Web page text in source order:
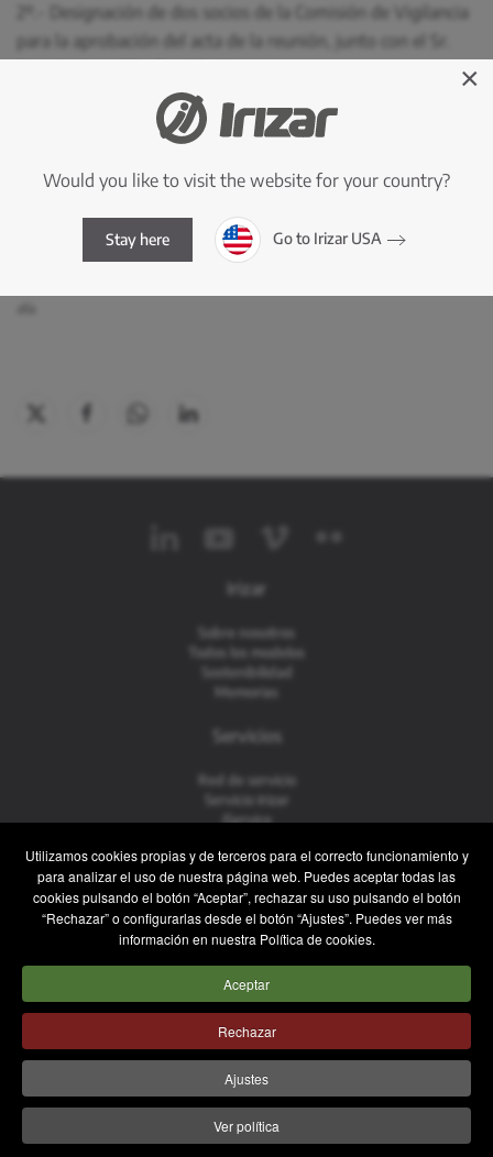
Utilizamos cookies propias y de terceros para el correcto funcionamiento y
para analizar el uso de nuestra página web. Puedes aceptar todas las
cookies pulsando el botón “Aceptar”, rechazar su uso pulsando el botón
“Rechazar” o configurarlas desde el botón “Ajustes”. Puedes ver más
información en nuestra Política de cookies.
Aceptar
Rechazar
Ajustes
Ver política
2º.- Designación de dos socios de la Comisión de Vigilancia
para la aprobación del acta de la reunión, junto con el Sr.
3º.- Ruegos y preguntas.
Ormaiztegi, a 9 de marzo de 2026
De acuerdo con el artículo 35.7 de la Ley de Cooperativas de Euskadi, se hace
constar el derecho de todas las personas socias a examinar en el domicilio social
Irizar
Sobre nosotros
Todos los modelos
Sostenibilidad
Memorias
Servicios
Red de servicio
Servicio Irizar
iService
Contacto
Contacto
Posventa y Recambios
Equipo comercial
Trabaja con nosotros
Prensa
Política de privacidad
Sistema Interno de Información
Política de Seguridad
×
Would you like to visit the website for your country?
Stay here Go to Irizar USA